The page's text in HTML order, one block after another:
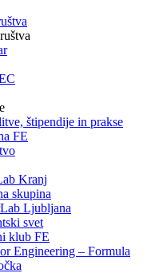
štipendije in prakse
FE
Kranj
skupina
Ljubljana
svet
klub FE
Engineering – Formula